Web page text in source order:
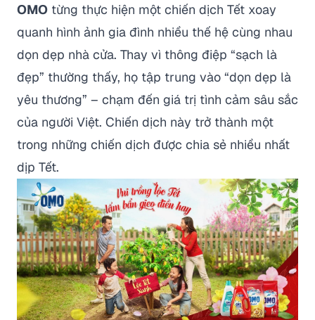
OMO từng thực hiện một chiến dịch Tết xoay
quanh hình ảnh gia đình nhiều thế hệ cùng nhau
dọn dẹp nhà cửa. Thay vì thông điệp “sạch là
đẹp” thường thấy, họ tập trung vào “dọn dẹp là
yêu thương” – chạm đến giá trị tình cảm sâu sắc
của người Việt. Chiến dịch này trở thành một
trong những chiến dịch được chia sẻ nhiều nhất
dịp Tết.